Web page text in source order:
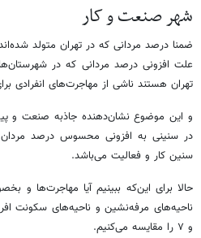
شهر صنعت و کار
ضمنا درصد مردانی که در تهران متولد
علت افزونی درصد مردانی که در
تهران هستند ناشی از مهاجرت‌های انفرادی
و این موضوع نشان‌دهنده جاذبه صنعت و
در سنینی به افزونی محسوس درصد مردان
سنین کار و فعالیت می‌باشد.
حالا برای این‌که ببینیم آیا مهاجرت‌ها و
و ۷ را مقایسه می‌کنیم.